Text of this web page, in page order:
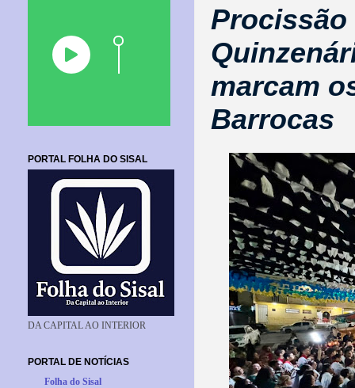
marcam
Barrocas
PORTAL FOLHA DO SISAL
DA CAPITAL AO INTERIOR
PORTAL DE NOTÍCIAS
Folha do Sisal